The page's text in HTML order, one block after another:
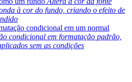
à cor do fundo, criando o efeito de
condicional em um normal
condicional em formatação padrão,
sem as condições